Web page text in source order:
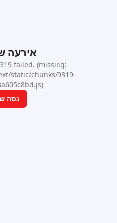
אירעה שגיאה
chunk 9319 failed. (missing:
_next/static/chunks/9319-